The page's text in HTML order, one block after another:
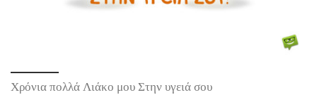
Χρόνια πολλά Λιάκο μου Στην υγειά σου